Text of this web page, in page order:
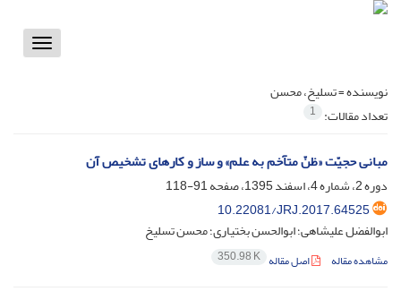
Toggle
نویسنده =تسلیخ، محسن
تعداد مقالات: 1
مبانی حجیّت «ظنّ متآخم به علم» و ساز و کارهای تشخیص آن
دوره 2، شماره 4، اسفند 1395، صفحه
91-118
10.22081/JRJ.2017.64525
ابوالفضل علیشاهی؛ ابوالحسن بختیاری؛ محسن تسلیخ
مشاهده مقاله اصل مقاله 350.98 K